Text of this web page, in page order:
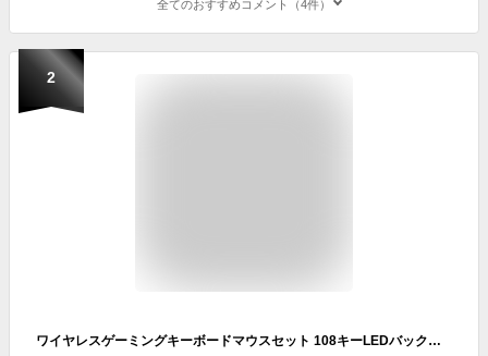
全てのおすすめコメント（4件）
2
ワイヤレスゲーミングキーボードマウスセット 108キーLEDバックライトRGBキーボー 2.4GHz 無線 充電式 日本語配列 19キー防衝突 4段階DPIマウス ps5 ps4 PC/Windows/Mac対応 日本語説明書付き 220(2.4GHz無線)